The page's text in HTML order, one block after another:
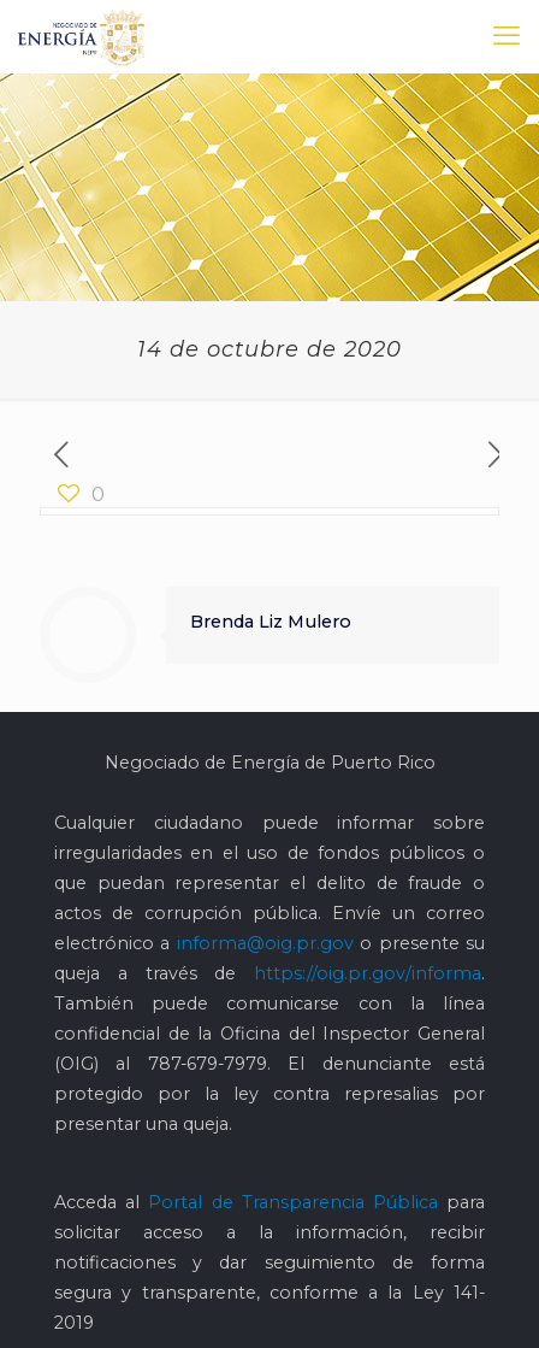
14 de octubre de 2020
0
Brenda Liz Mulero
Negociado de Energía de Puerto Rico
Cualquier ciudadano puede informar sobre
irregularidades en el uso de fondos públicos o
que puedan representar el delito de fraude o
actos de corrupción pública. Envíe un correo
electrónico a informa@oig.pr.govo presente su
queja a través de
https://oig.pr.gov/informa.
También puede comunicarse con la línea
confidencial de la Oficina del Inspector General
(OIG) al 787-679-7979. El denunciante está
protegido por la ley contra represalias por
presentar una queja.
Acceda al Portal de Transparencia Pública para
solicitar acceso a la información, recibir
notificaciones y dar seguimiento de forma
segura y transparente, conforme a la Ley 141-
2019